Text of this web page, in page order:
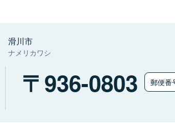
滑川市
ナメリカワシ
936-0803 郵便番